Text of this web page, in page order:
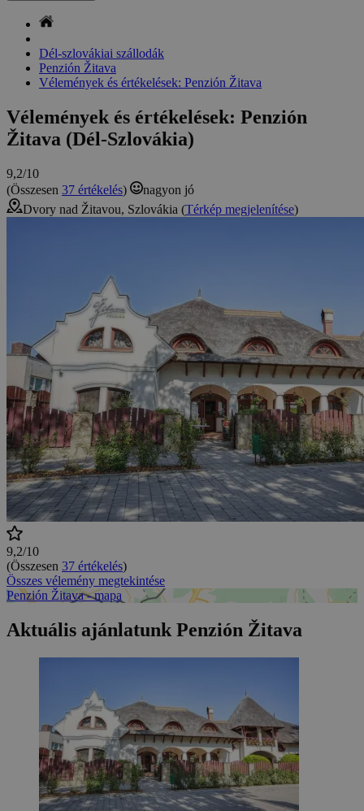
Dél-szlovákiai szállodák
Penzión Žitava
Vélemények és értékelések: Penzión Žitava
Vélemények és értékelések: Penzión
Žitava (Dél-Szlovákia)
9,2/10
(Összesen 37 értékelés)
nagyon jó
Dvory nad Žitavou, Szlovákia (Térkép megjelenítése)
9,2/10
(Összesen 37 értékelés)
Összes vélemény megtekintése
Penzión Žitava - mapa
Aktuális ajánlatunk Penzión Žitava